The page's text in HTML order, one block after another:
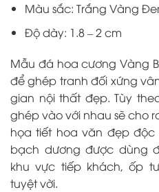
Màu sắc: Trắng Vàng
Độ dày: 1.8 – 2 cm
Mẫu đá hoa cương Vàng
để ghép tranh đối xứng
gian nội thất đẹp. Tùy
ghép vào với nhau sẽ cho
họa tiết hoa văn đẹp
bạch dương được dùng
khu vực tiếp khách, ốp
tuyệt vời.